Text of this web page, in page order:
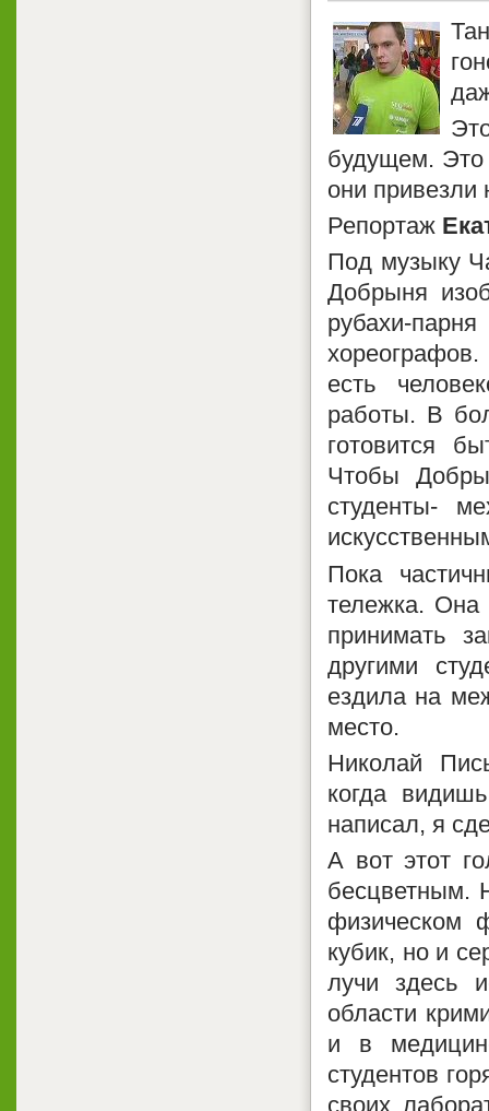
будущем. Это
они привезли
Репортаж
Под музыку
Добрыня
рубахи-
есть
работы. В
готовится
Чтобы
студенты-
Пока
тележка. Она
принимать
другими
ездила на
место.
Николай
когда
написал, я
А вот этот
бесцветным.
физическом
кубик, но и
лучи здесь
области
и в
студентов
своих